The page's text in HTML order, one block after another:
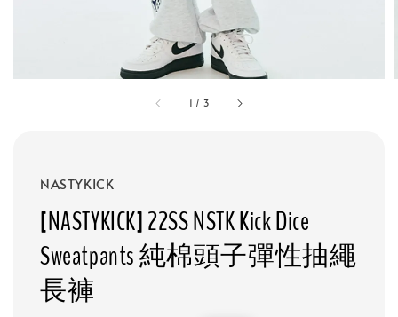
1 / 3
NASTYKICK
[NASTYKICK] 22SS NSTK Kick Dice
Sweatpants 純棉頭子彈性抽繩
長褲